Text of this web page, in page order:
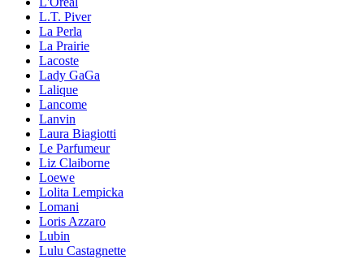
L.T. Piver
La Perla
La Prairie
Lacoste
Lady GaGa
Lalique
Lancome
Lanvin
Laura Biagiotti
Le Parfumeur
Liz Claiborne
Loewe
Lolita Lempicka
Lomani
Loris Azzaro
Lubin
Lulu Castagnette